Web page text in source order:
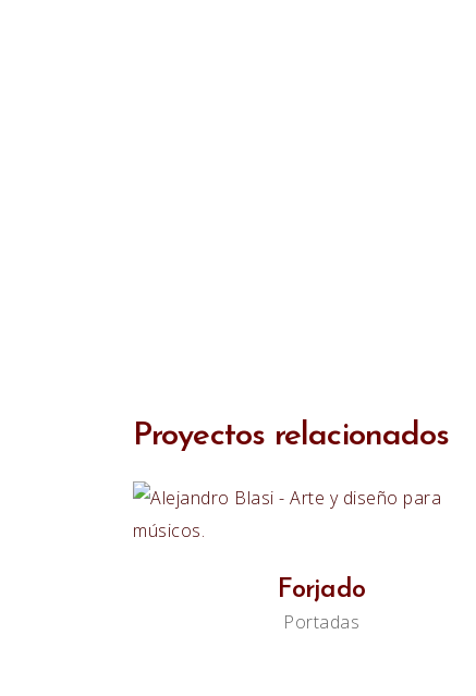
Proyectos relacionados
Forjado
Portadas